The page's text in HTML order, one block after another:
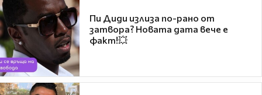
Пи Диди излиза по-рано от
затвора? Новата дата вече е
факт!💥